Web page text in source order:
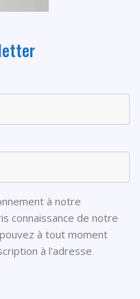
à notre
connaissance de notre
à tout moment
à l'adresse